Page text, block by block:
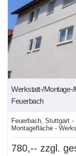
Werkstatt-/Montage-/
Feuerbach
Feuerbach, Stuttgart
Montagefläche -
780,-- zzgl.